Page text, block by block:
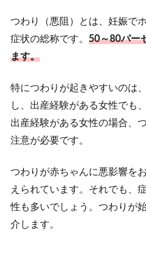
つわり（悪阻）とは、妊娠で
症状の総称です。 50～80パー
ます。
特につわりが起きやすいのは
し、出産経験がある女性でも
出産経験がある女性の場合、
注意が必要です。
つわりが赤ちゃんに悪影響を
えられています。それでも、
性も多いでしょう。つわりが
介します。